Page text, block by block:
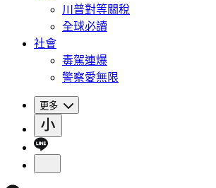
川普對等關稅
全球必讀
社會
毒駕連爆
警察愛無限
更多